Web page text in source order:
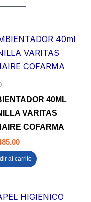
40ML
VARITAS
COFARMA
al carrito